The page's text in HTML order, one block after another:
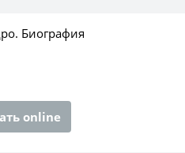
Биография
online